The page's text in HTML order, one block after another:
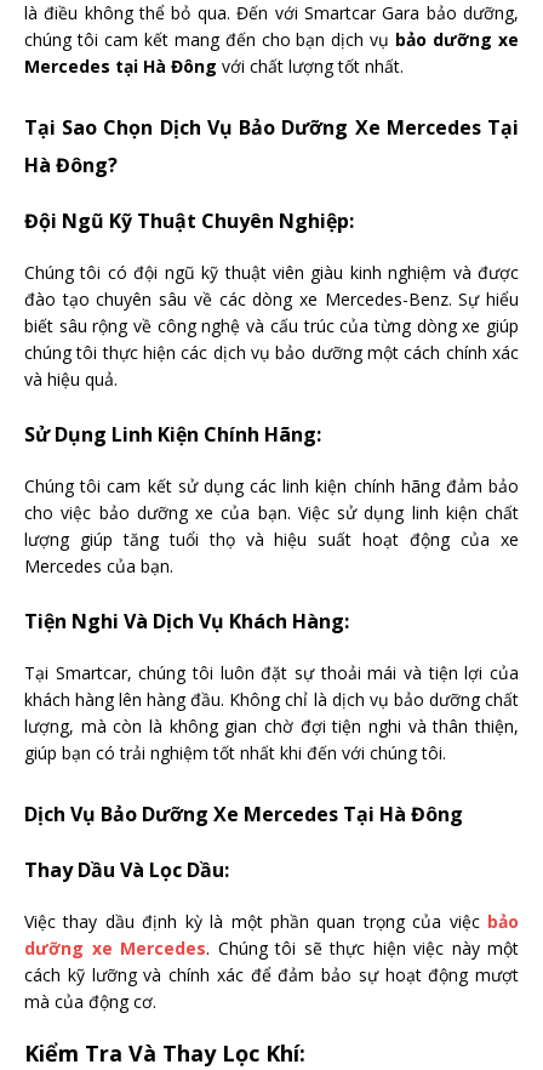
là điều không thể bỏ qua. Đến với Smartcar Gara bảo dưỡng,
chúng tôi cam kết mang đến cho bạn dịch vụ bảo dưỡng xe
Mercedes tại Hà Đông với chất lượng tốt nhất.
Tại Sao Chọn Dịch Vụ Bảo Dưỡng Xe Mercedes Tại
Hà Đông?
Đội Ngũ Kỹ Thuật Chuyên Nghiệp:
Chúng tôi có đội ngũ kỹ thuật viên giàu kinh nghiệm và được
đào tạo chuyên sâu về các dòng xe Mercedes-Benz. Sự hiểu
biết sâu rộng về công nghệ và cấu trúc của từng dòng xe giúp
chúng tôi thực hiện các dịch vụ bảo dưỡng một cách chính xác
và hiệu quả.
Sử Dụng Linh Kiện Chính Hãng:
Chúng tôi cam kết sử dụng các linh kiện chính hãng đảm bảo
cho việc bảo dưỡng xe của bạn. Việc sử dụng linh kiện chất
lượng giúp tăng tuổi thọ và hiệu suất hoạt động của xe
Mercedes của bạn.
Tiện Nghi Và Dịch Vụ Khách Hàng:
Tại Smartcar, chúng tôi luôn đặt sự thoải mái và tiện lợi của
khách hàng lên hàng đầu. Không chỉ là dịch vụ bảo dưỡng chất
lượng, mà còn là không gian chờ đợi tiện nghi và thân thiện,
giúp bạn có trải nghiệm tốt nhất khi đến với chúng tôi.
Dịch Vụ Bảo Dưỡng Xe Mercedes Tại Hà Đông
Thay Dầu Và Lọc Dầu:
Việc thay dầu định kỳ là một phần quan trọng của việc bảo
dưỡng xe Mercedes. Chúng tôi sẽ thực hiện việc này một
cách kỹ lưỡng và chính xác để đảm bảo sự hoạt động mượt
mà của động cơ.
Kiểm Tra Và Thay Lọc Khí: